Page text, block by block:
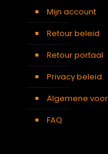
Mijn account
Retour beleid
Retour portaal
Privacy beleid
Algemene
FAQ